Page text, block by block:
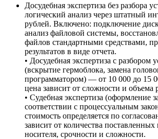
Досудебная экспертиза без разбора
логический анализ через штатный
рублей. Включено: подключение
анализ файловой системы,
файлов стандартными средствами,
результатов в виде отчета.
• Досудебная экспертиза с разбором
(вскрытие гермоблока, замена
программатором) — от 10 000 до 15
цена зависит от сложности и объема
• Судебная экспертиза (оформление
соответствии с процессуальным
стоимость определяется по
зависит от количества
носителя, срочности и сложности.